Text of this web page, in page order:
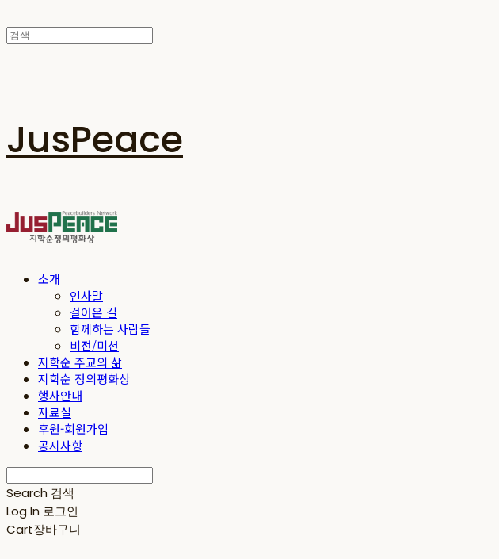
JusPeace
소개
인사말
걸어온 길
함께하는 사람들
비전/미션
지학순 주교의 삶
지학순 정의평화상
행사안내
자료실
후원-회원가입
공지사항
Search 검색
Log In 로그인
Cart장바구니